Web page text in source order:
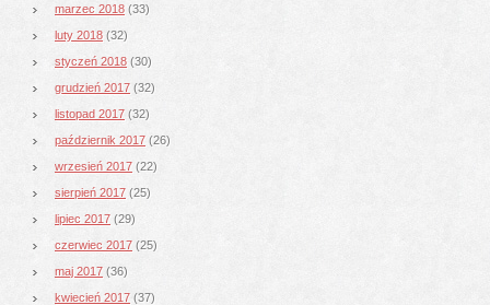
marzec 2018 (33)
luty 2018 (32)
styczeń 2018 (30)
grudzień 2017 (32)
listopad 2017 (32)
październik 2017 (26)
wrzesień 2017 (22)
sierpień 2017 (25)
lipiec 2017 (29)
czerwiec 2017 (25)
maj 2017 (36)
kwiecień 2017 (37)